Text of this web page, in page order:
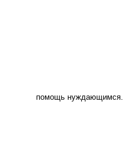
помощь нуждающимся.